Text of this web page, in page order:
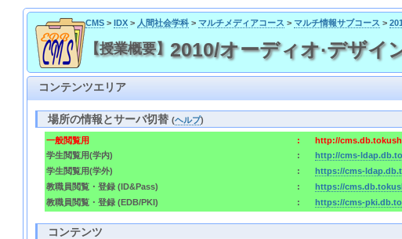
CMS> IDX> 人間社会学科> マルチメディアコース > マルチ情報サブコース >
【授業概要】 2010/オーディオ·デザイ
コンテンツエリア
場所の情報とサーバ切替(ヘルプ)
一般閲覧用 :
http://
学生閲覧用(学内)
:
http://cms-
学生閲覧用(学外)
:
https://cms-
教職員閲覧・登録 (ID&Pass)
:
https://
教職員閲覧・登録 (EDB/PKI)
: https://cms-
コンテンツ